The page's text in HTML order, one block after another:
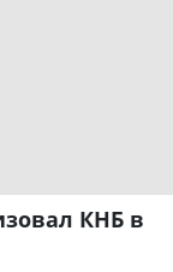
КНБ в